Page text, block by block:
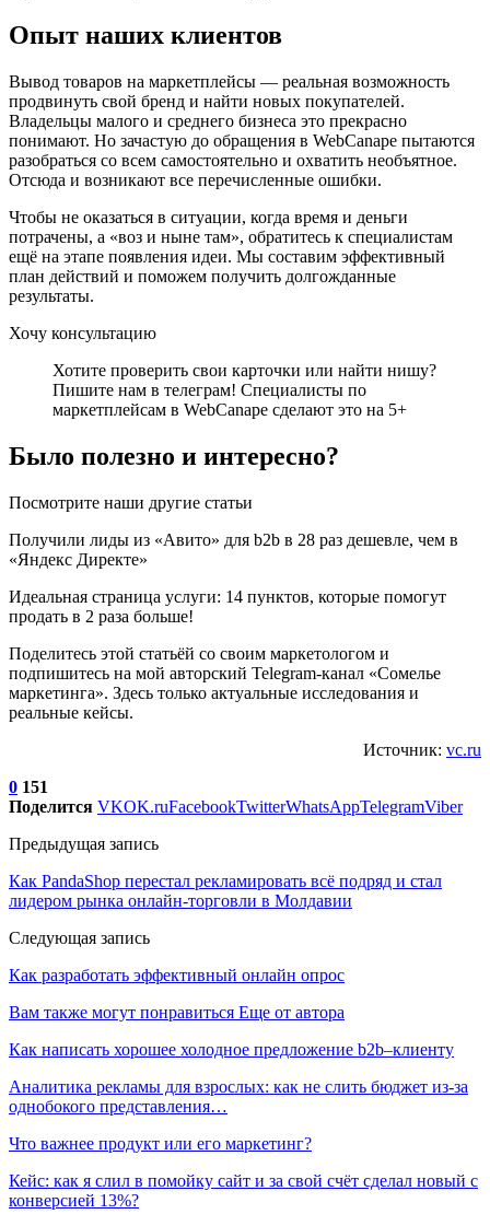
Опыт наших клиентов
Вывод товаров на маркетплейсы — реальная возможность
продвинуть свой бренд и найти новых покупателей.
Владельцы малого и среднего бизнеса это прекрасно
понимают. Но зачастую до обращения в WebCanape пытаются
разобраться со всем самостоятельно и охватить необъятное.
Отсюда и возникают все перечисленные ошибки.
Чтобы не оказаться в ситуации, когда время и деньги
потрачены, а «воз и ныне там», обратитесь к специалистам
ещё на этапе появления идеи. Мы составим эффективный
план действий и поможем получить долгожданные
результаты.
Хочу консультацию
Хотите проверить свои карточки или найти нишу?
Пишите нам в телеграм! Специалисты по
маркетплейсам в WebCanape сделают это на 5+
Было полезно и интересно?
Посмотрите наши другие статьи
Получили лиды из «Авито» для b2b в 28 раз дешевле, чем в
«Яндекс Директе»
Идеальная страница услуги: 14 пунктов, которые помогут
продать в 2 раза больше!
Поделитесь этой статьёй со своим маркетологом и
подпишитесь на мой авторский Telegram-канал «Сомелье
маркетинга». Здесь только актуальные исследования и
реальные кейсы.
Источник: vc.ru
0 151
Поделится VKOK.ruFacebookTwitterWhatsAppTelegramViber
Предыдущая запись
Как PandaShop перестал рекламировать всё подряд и стал
лидером рынка онлайн-торговли в Молдавии
Следующая запись
Как разработать эффективный онлайн опрос
Вам также могут понравиться Еще от автора
Как написать хорошее холодное предложение b2b–клиенту
Аналитика рекламы для взрослых: как не слить бюджет из-за
однобокого представления…
Что важнее продукт или его маркетинг?
Кейс: как я слил в помойку сайт и за свой счёт сделал новый с
конверсией 13%?